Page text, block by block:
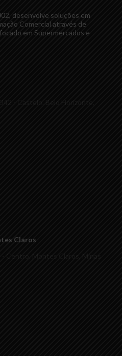
desenvolve soluções em
Comercial através de
em Supermercados e
- Castelo. Belo Horizonte,
Claros
Centro. Montes Claros, Minas